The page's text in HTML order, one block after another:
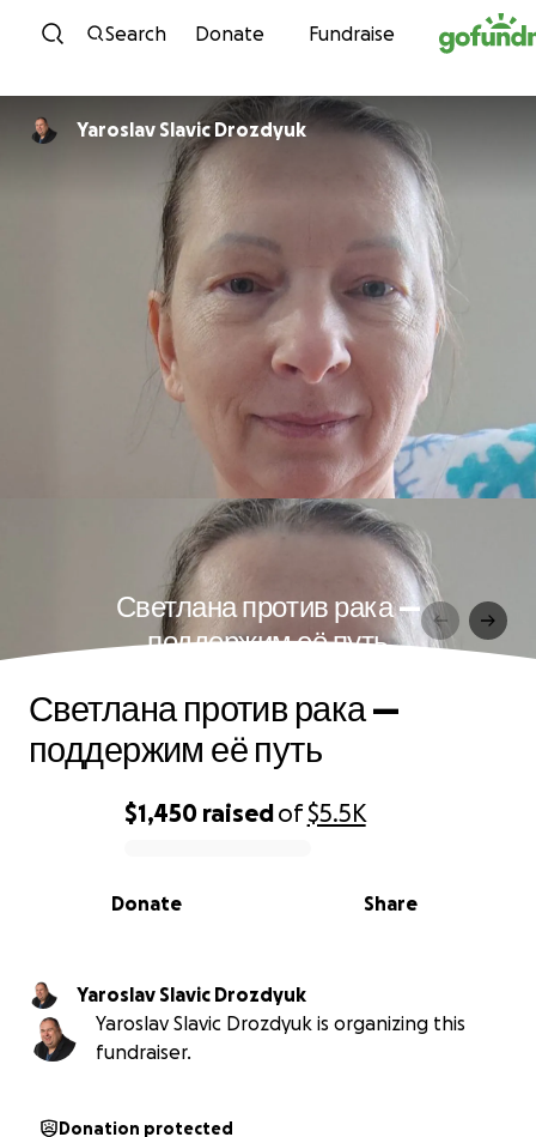
Skip to content
Search Donate Fundraise
Yaroslav Slavic Drozdyuk
Светлана против рака —
поддержим её путь
0% complete
$1,450 raisedof$5.5K
Share
Donate
Светлана против рака —
поддержим её путь
Yaroslav Slavic Drozdyuk
Yaroslav Slavic Drozdyuk is organizing this
fundraiser.
Donation protected